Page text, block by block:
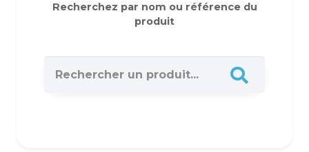
Recherchez par nom ou référence du
produit